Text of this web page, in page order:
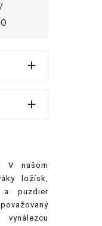


našom
ložísk,
a puzdier